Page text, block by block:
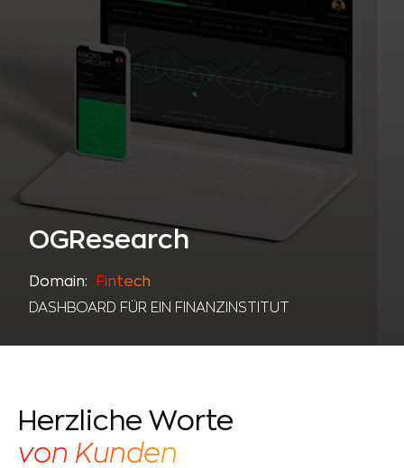
OGResearch
Domain:
Fintech
DASHBOARD FÜR EIN FINANZINSTITUT
Herzliche Worte
von Kunden